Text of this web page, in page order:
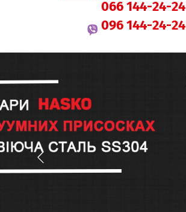
066 144-24-24
096 144-24-24